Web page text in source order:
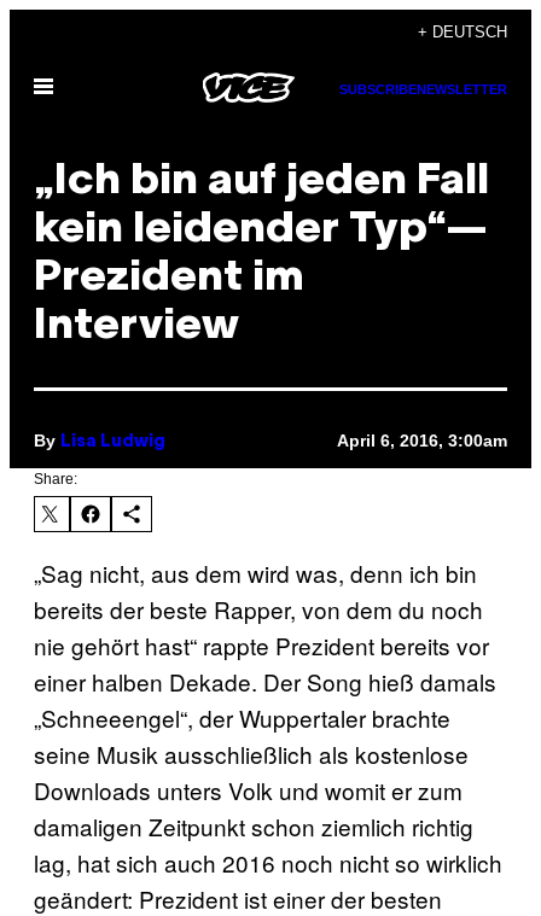
content
+ DEUTSCH
Open
SUBSCRIBENEWSLETTER
„Ich bin auf jeden Fall
kein leidender Typ“—
Prezident im
Interview
By Lisa Ludwig April 6, 2016, 3:00am
Share:
„Sag nicht, aus dem wird was, denn ich bin
bereits der beste Rapper, von dem du noch
nie gehört hast“ rappte Prezident bereits vor
einer halben Dekade. Der Song hieß damals
„Schneeengel“, der Wuppertaler brachte
seine Musik ausschließlich als kostenlose
Downloads unters Volk und womit er zum
damaligen Zeitpunkt schon ziemlich richtig
lag, hat sich auch 2016 noch nicht so wirklich
geändert: Prezident ist einer der besten